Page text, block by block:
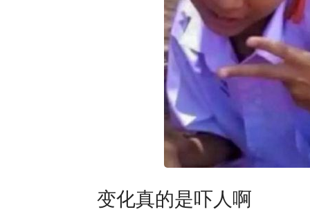
变化真的是吓人啊